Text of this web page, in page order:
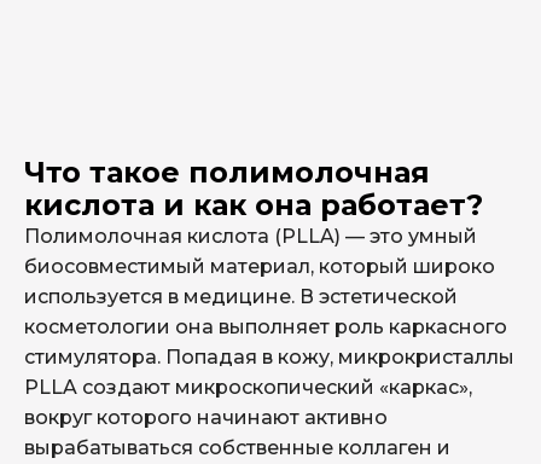
Инъекции полимолочной
кислоты
от 30000₽
Цена по акции
Aesthe Fill, 10 мл 47000 ₽
Miraline PLLA 28 32000 ₽
Repart PLA 32000 ₽
Что такое полимолочная
кислота и как она работает?
Полимолочная кислота (PLLA) — это умный
биосовместимый материал, который широко
используется в медицине. В эстетической
косметологии она выполняет роль каркасного
стимулятора. Попадая в кожу, микрокристаллы
PLLA создают микроскопический «каркас»,
вокруг которого начинают активно
вырабатываться собственные коллаген и